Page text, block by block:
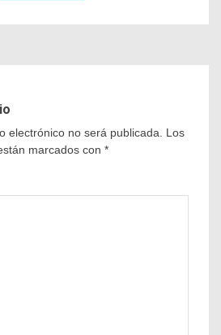
electrónico no será publicada. Los
marcados con *